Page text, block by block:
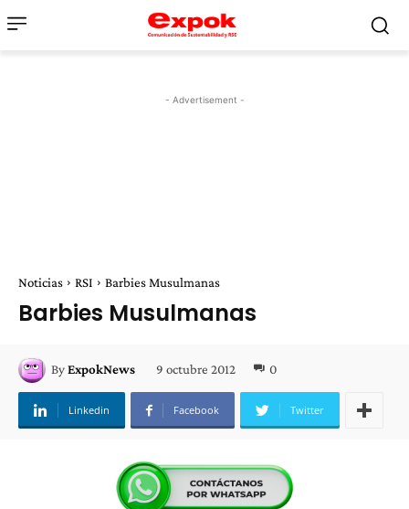
- Advertisement -
Noticias RSI Barbies Musulmanas
Barbies Musulmanas
ByExpokNews 9 octubre 2012 0
Linkedin Facebook Twitter